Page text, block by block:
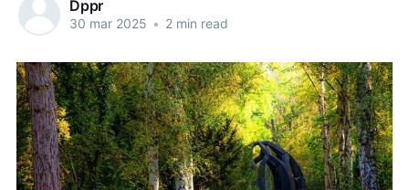
Dppr
30 mar 2025 • 2 min read